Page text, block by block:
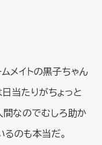
メイトの黒子ちゃん
当たりがちょっと
間なのでむしろ助か
のも本当だ。